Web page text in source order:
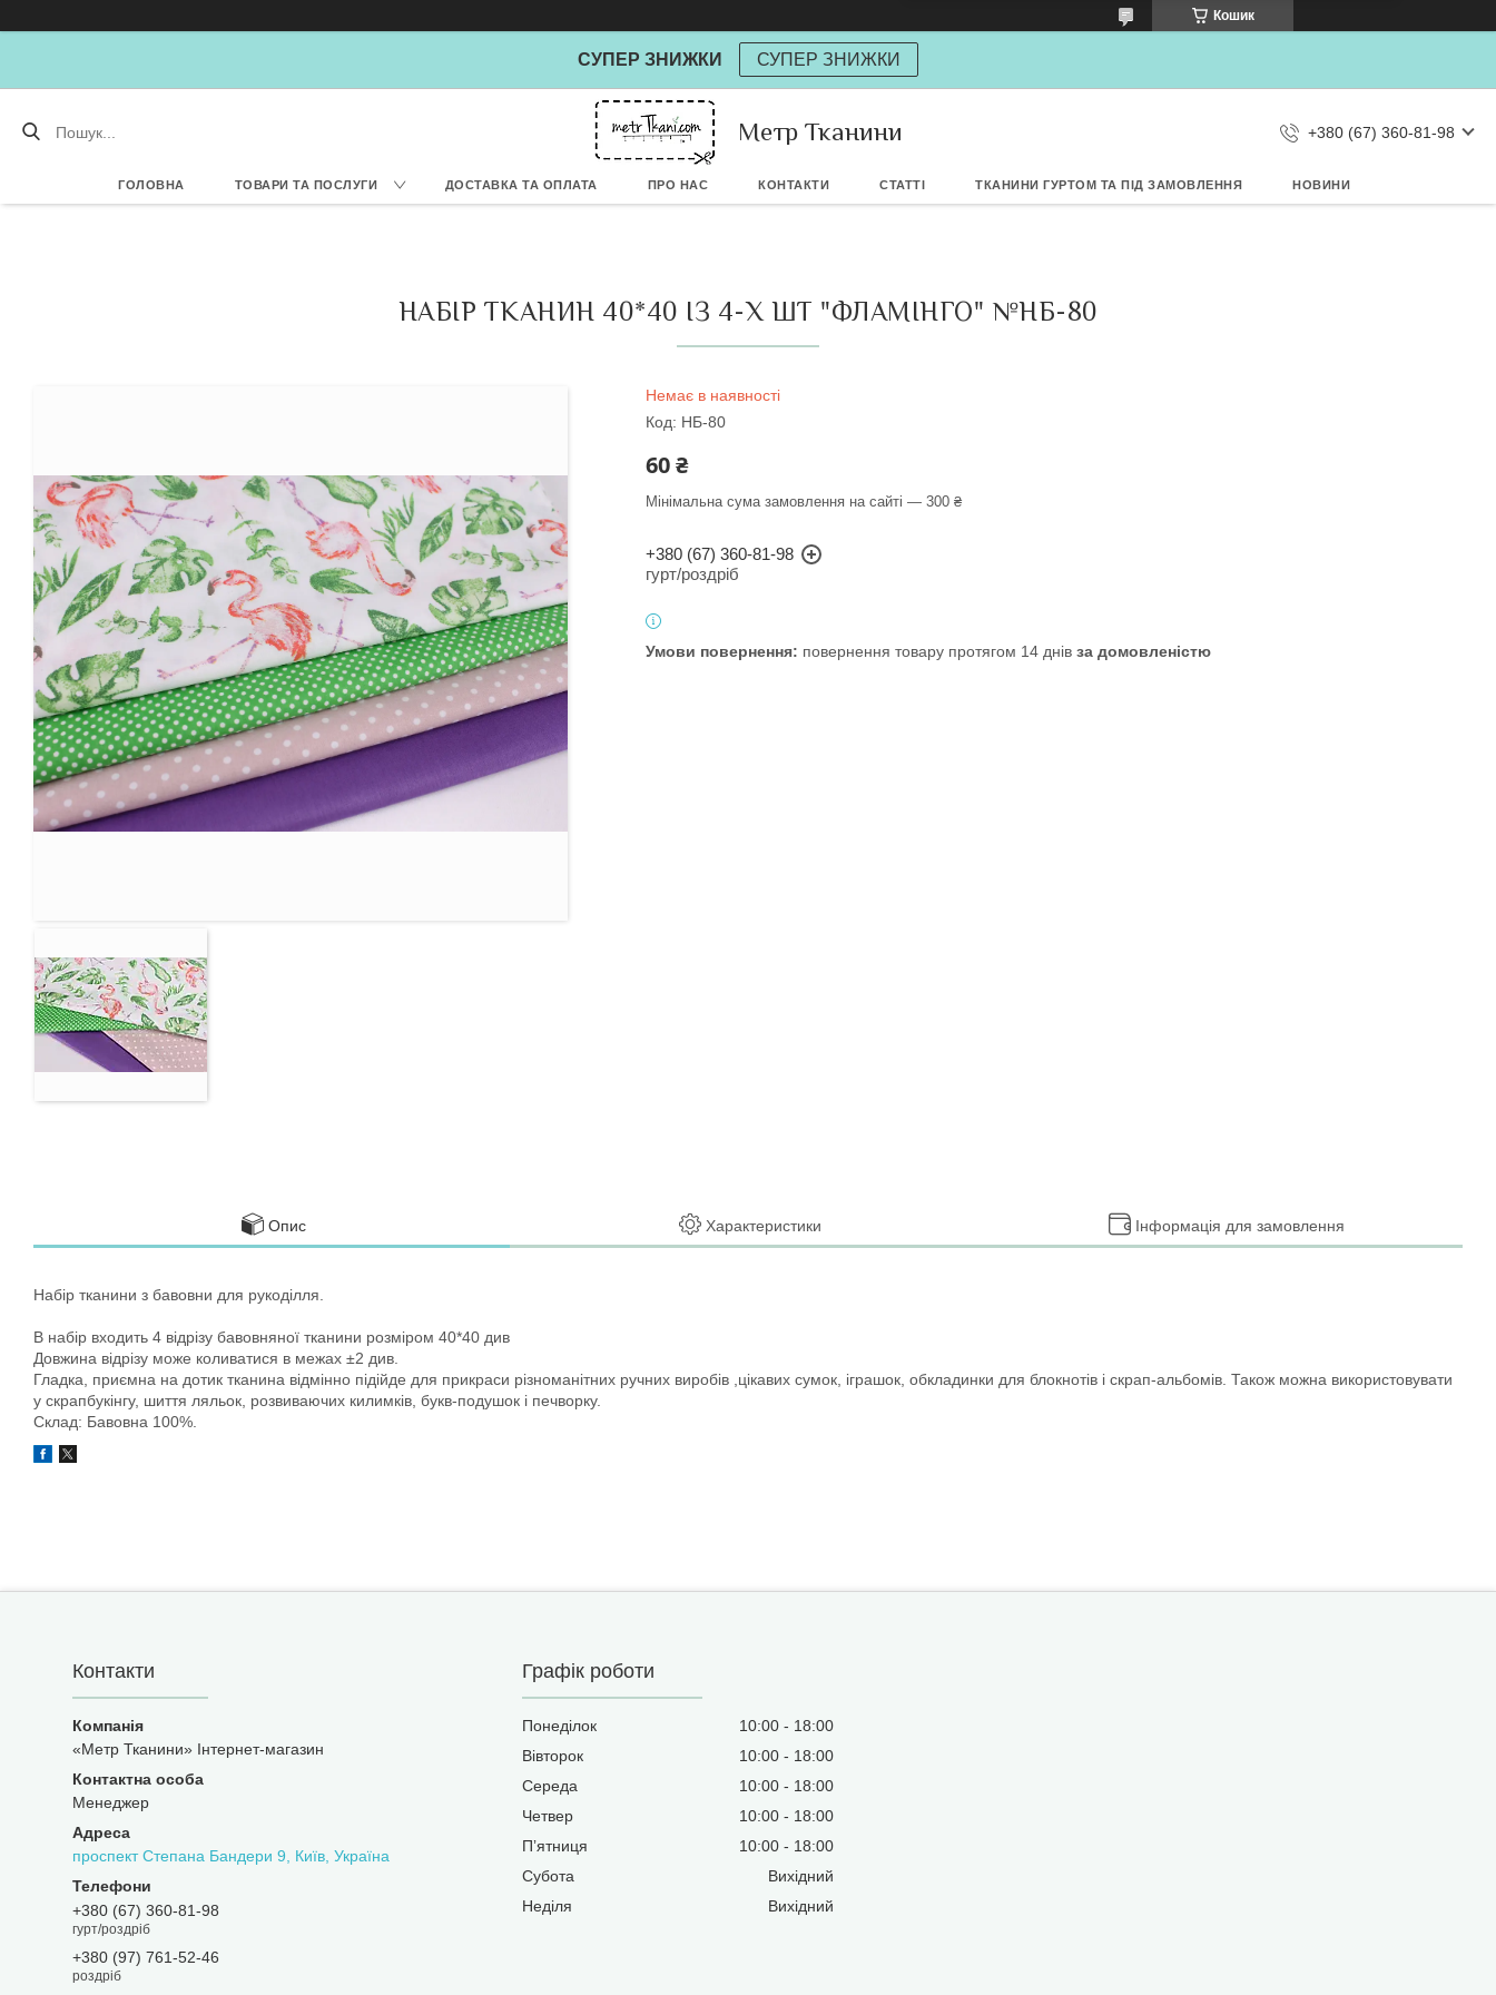
Дозвольте сайту metrtkani.com
Дозволити
Кошик
СУПЕР ЗНИЖКИ СУПЕР ЗНИЖКИ
Метр Тканини +380 (67) 360-81-98
ГОЛОВНА ТОВАРИ ТА ПОСЛУГИ ДОСТАВКА ТА ОПЛАТА ПРО НАС КОНТАКТИ СТАТТІ ТКАНИНИ ГУРТОМ ТА ПІД ЗАМОВЛЕННЯ НОВИНИ
НАБІР ТКАНИН 40*40 ІЗ 4-Х ШТ "ФЛАМІНГО" №НБ-80
Немає в наявності
Код: НБ-80
60 ₴
Мінімальна сума замовлення на сайті — 300 ₴
+380 (67) 360-81-98
гурт/роздріб
повернення товару протягом 14 днів за домовленістю
Опис Характеристики Інформація для замовлення
Набір тканини з бавовни для рукоділля.
В набір входить 4 відрізу бавовняної тканини розміром 40*40 див
Довжина відрізу може коливатися в межах ±2 див.
Гладка, приємна на дотик тканина відмінно підійде для прикраси різноманітних ручних виробів ,цікавих сумок, іграшок, обкладинки для блокнотів і скрап-альбомів. Також можна використовувати
у скрапбукінгу, шиття ляльок, розвиваючих килимків, букв-подушок і печворку.
Склад: Бавовна 100%.
Контакти
«Метр Тканини» Інтернет-магазин
Менеджер
проспект Степана Бандери 9, Київ, Україна
+380 (67) 360-81-98
гурт/роздріб
+380 (97) 761-52-46
роздріб
Графік роботи
Понеділок 10:00
18:00
Вівторок
10:00
18:00
Середа
10:00
18:00
Четвер
10:00
18:00
Пʼятниця
10:00
18:00
Субота
Вихідний
Неділя
Вихідний